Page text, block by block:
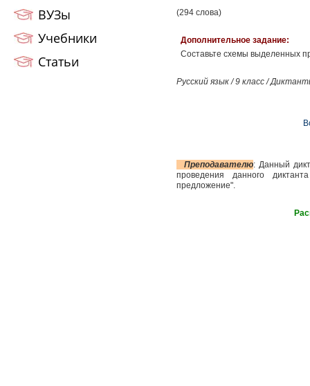
ВУЗы
Учебники
Статьи
(294 слова)
Дополнительное задание:
Составьте схемы выделенных
Русский язык / 9 класс /
Преподавателю: Данный
проведения данного
предложение".